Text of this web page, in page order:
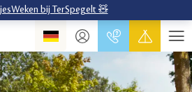
bij TerSpegelt 🧸